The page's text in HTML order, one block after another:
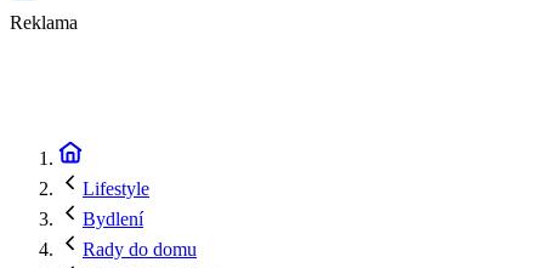
Reklama
Lifestyle
Bydlení
Rady do domu